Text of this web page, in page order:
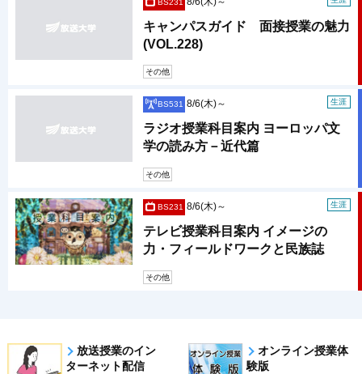
キャンパスガイド 面接授業の魅力
(VOL.228)
その他
BS531 生涯
8/6(木)～
ラジオ授業科目案内 ヨーロッパ文
学の読み方－近代篇
その他
BS231 生涯
8/6(木)～
テレビ授業科目案内 イメージの
力・フィールドワークと民族誌
その他
放送授業のイン
ターネット配信
オンライン授業体
験版